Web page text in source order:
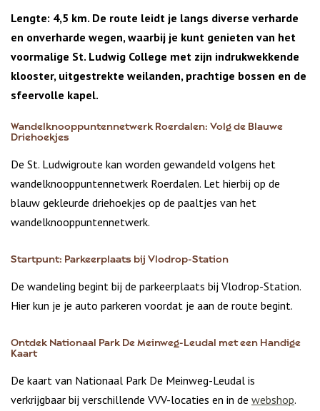
Lengte: 4,5 km. De route leidt je langs diverse verharde
en onverharde wegen, waarbij je kunt genieten van het
voormalige St. Ludwig College met zijn indrukwekkende
klooster, uitgestrekte weilanden, prachtige bossen en de
sfeervolle kapel.
Wandelknooppuntennetwerk Roerdalen: Volg de Blauwe
Driehoekjes
De St. Ludwigroute kan worden gewandeld volgens het
wandelknooppuntennetwerk Roerdalen. Let hierbij op de
blauw gekleurde driehoekjes op de paaltjes van het
wandelknooppuntennetwerk.
Startpunt: Parkeerplaats bij Vlodrop-Station
De wandeling begint bij de parkeerplaats bij Vlodrop-Station.
Hier kun je je auto parkeren voordat je aan de route begint.
Ontdek Nationaal Park De Meinweg-Leudal met een Handige
Kaart
De kaart van Nationaal Park De Meinweg-Leudal is
verkrijgbaar bij verschillende VVV-locaties en in de webshop.